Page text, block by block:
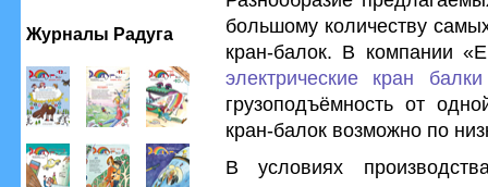
Журналы Радуга
большому количеству
кран-балок. В компании
электрические кран
грузоподъёмность от
кран-балок возможно по
В условиях